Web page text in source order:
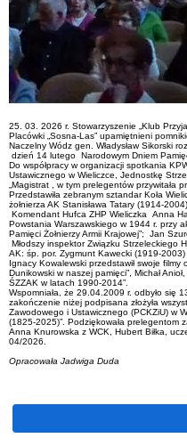
25. 03. 2026 r. Stowarzyszenie „Klub
Placówki „Sosna-Las” upamiętnieni
Naczelny Wódz gen. Władysław Sikorski
dzień 14 lutego Narodowym Dniem
Do współpracy w organizacji spotkania
Ustawicznego w Wieliczce, Jednostkę
„Magistrat , w tym prelegentów przywitała
Przedstawiła zebranym sztandar Koła
żołnierza AK Stanisława Tatary (1914-
Komendant Hufca ZHP Wieliczka Anna
Powstania Warszawskiego w 1944 r. przy
Pamięci Żołnierzy Armii Krajowej”; Jan
Młodszy inspektor Związku Strzeleckiego
AK: śp. por. Zygmunt Kawecki (1919-2003)
Ignacy Kowalewski przedstawił swoje filmy
Dunikowski w naszej pamięci”, Michał
ŚZZAK w latach 1990-2014”.
Wspomniała, że 29.04.2009 r. odbyło się
zakończenie niżej podpisana złożyła
Zawodowego i Ustawicznego (PCKZiU) w
(1825-2025)”. Podziękowała prelegentom
Anna Knurowska z WCK, Hubert Biłka,
04/2026.
Opracowała Jadwiga Duda